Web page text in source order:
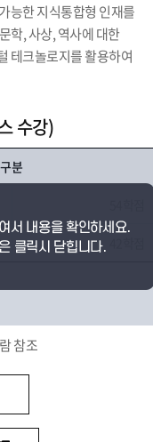
능한 지식통합형 인재를
학, 사상, 역사에 대한
테크놀로지를 활용하여
수강)
구분
참조